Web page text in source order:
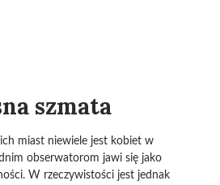
szmata
miast niewiele jest kobiet w
obserwatorom jawi się jako
W rzeczywistości jest jednak